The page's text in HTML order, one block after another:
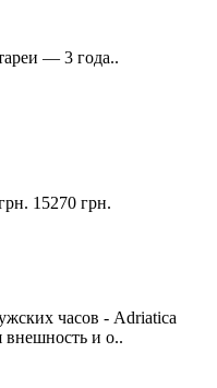
— 3 года..
15270 грн.
часов - Adriatica
внешность и о..